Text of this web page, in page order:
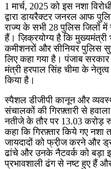
1 मार्च, 2025 को इस नशा
द्वारा डायरैक्टर जनरल आफ
राज्य के सभी 28 पुलिस जिलों में
हैं। ज़िक्रयोग्य है कि मुख्यमंत्री
कमीशनरों और सीनियर पुलिस
लिए कहा गया है। पंजाब सरकार
मंत्री हरपाल सिंह चीमा के
किया है।
स्पैशल डीजीपी कानून और
संचालकों की गिरफ़्तारी से
नतीजे के तौर पर 13.03 करोड़
कहा कि गिरफ़्तार किये गए नशा
जायदादों को फ्री़ज करने और
ढांचे और उनके नैटवर्क को
प्रभावशाली ढंग से नष्ट हुए हैं